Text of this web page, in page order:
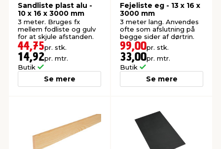
Sandliste plast alu -
10 x 16 x 3000 mm
3 meter. Bruges fx
mellem fodliste og gulv
for at skjule afstanden.
44,75pr. stk.
14,92pr. mtr.
Butik
Se mere
Fejeliste eg - 13 x 16 x
3000 mm
3 meter lang. Anvendes
ofte som afslutning på
begge sider af dørtrin.
99,00pr. stk.
33,00pr. mtr.
Butik
Se mere